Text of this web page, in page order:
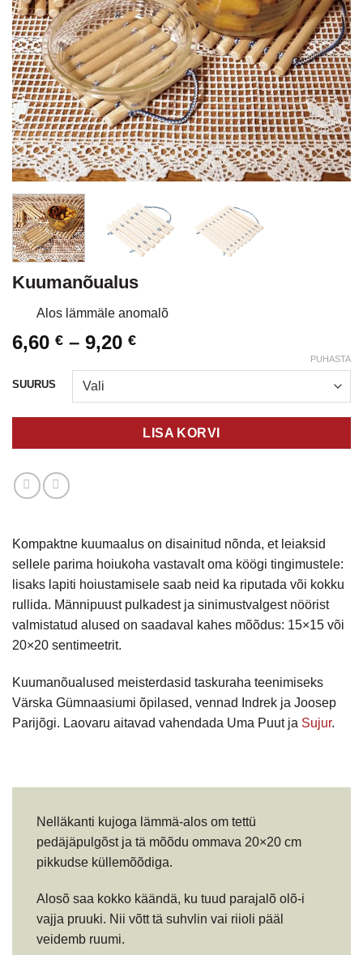
Kuumanõualus
Alos lämmäle anomalõ
6,60 € – 9,20 €Hinnavahemik:
9,20 €
SUURUS
PUHASTA
LISA KORVI
Kompaktne kuumaalus on disainitud nõnda, et leiaksid
sellele parima hoiukoha vastavalt oma köögi tingimustele:
lisaks lapiti hoiustamisele saab neid ka riputada või kokku
rullida. Männipuust pulkadest ja sinimustvalgest nöörist
valmistatud alused on saadaval kahes mõõdus: 15×15 või
20×20 sentimeetrit.
Kuumanõualused meisterdasid taskuraha teenimiseks
Värska Gümnaasiumi õpilased, vennad Indrek ja Joosep
Parijõgi. Laovaru aitavad vahendada Uma Puut ja Sujur.
Nelläkanti kujoga lämmä-alos om tettü
pedäjäpulgõst ja tä mõõdu ommava 20×20 cm
pikkudse küllemõõdiga.
Alosõ saa kokko käändä, ku tuud parajalõ olõ-i
vajja pruuki. Nii võtt tä suhvlin vai riioli pääl
veidemb ruumi.